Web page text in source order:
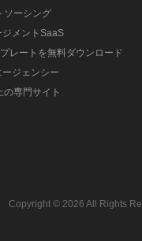
ソーシング
メントSaaS
レートを無料ダウンロード
ジェンシー
専門サイト
Copyright ©︎ 2026 All Rights